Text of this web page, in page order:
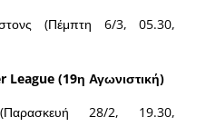
(Πέμπτη 6/3, 05.30,
(19η Αγωνιστική)
(Παρασκευή 28/2, 19.30,